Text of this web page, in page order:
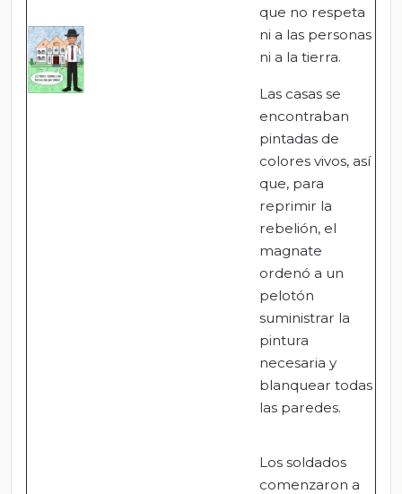
que no respeta
ni a las personas
ni a la tierra.
Las casas se
encontraban
pintadas de
colores vivos, así
que, para
reprimir la
rebelión, el
magnate
ordenó a un
pelotón
suministrar la
pintura
necesaria y
blanquear todas
las paredes.
Los soldados
comenzaron a